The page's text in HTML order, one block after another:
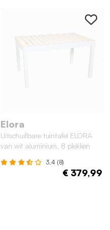
Elora
Uitschuifbare tuintafel ELORA
van wit aluminium, 8 plekken
3.4 (8)
€ 379,99